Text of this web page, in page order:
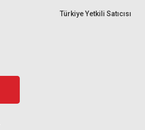
Türkiye Yetkili Satıcısı